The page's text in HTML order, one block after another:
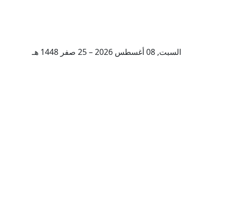
السبت, 08 أغسطس 2026 – 25 صفر 1448 هـ